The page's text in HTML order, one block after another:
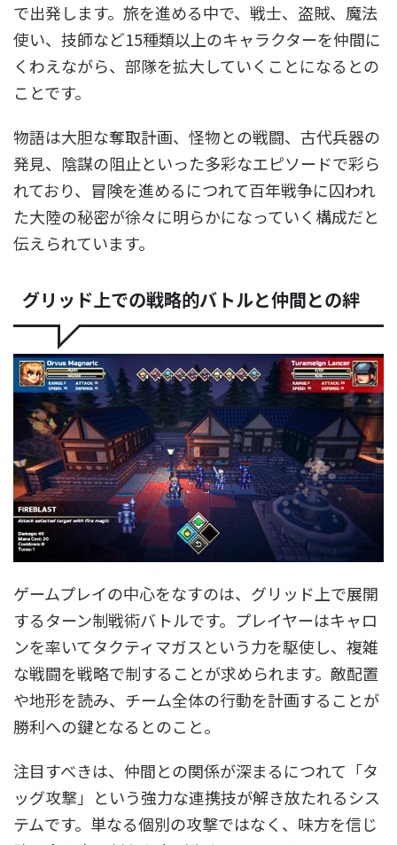
で出発します。旅を進める中で、戦士、盗賊、魔法
使い、技師など15種類以上のキャラクターを仲間に
くわえながら、部隊を拡大していくことになるとの
ことです。
物語は大胆な奪取計画、怪物との戦闘、古代兵器の
発見、陰謀の阻止といった多彩なエピソードで彩ら
れており、冒険を進めるにつれて百年戦争に囚われ
た大陸の秘密が徐々に明らかになっていく構成だと
伝えられています。
グリッド上での戦略的バトルと仲間との絆
ゲームプレイの中心をなすのは、グリッド上で展開
するターン制戦術バトルです。プレイヤーはキャロ
ンを率いてタクティマガスという力を駆使し、複雑
な戦闘を戦略で制することが求められます。敵配置
や地形を読み、チーム全体の行動を計画することが
勝利への鍵となるとのこと。
注目すべきは、仲間との関係が深まるにつれて「タ
ッグ攻撃」という強力な連携技が解き放たれるシス
テムです。単なる個別の攻撃ではなく、味方を信じ